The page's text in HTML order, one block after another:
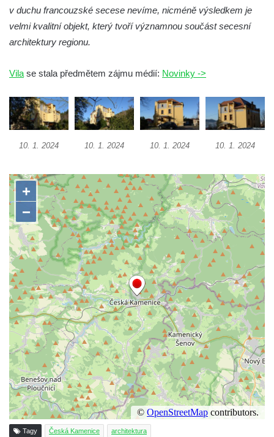
Boru
Dům čp. 109 v Kalinově ulici v Novém Boru
Dům čp. 46 v ulici T. G. Masaryka v Novém
Boru
Dům čp. 106 v Kalinově ulici v Novém Boru
Kittelův dům čp. 101 v Novém Boru
Hornický dům Sokolov
Dům kultury Ostrov
Venkovské usedlosti Nový Drahov
Fuchsova vila v Kraslicích
Katova ulička v Kadani
Kittelův dům v Krásné u Pěnčína
Fara u kostela svatého Josefa v Krásné u
Pěnčína
Altán v parku u školy v Teplicích nad Metují
Krakonošovy schody v Teplicích nad Metují
Kubečkova fara čp. 54 v Machovské Lhotě
Vila Landhaus čp. 1230/6 v ulici Pod
Doubravkou v Teplicích
v duchu francouzské secese nevíme, nicméně výsledkem je
velmi kvalitní objekt, který tvoří významnou součást secesní
architektury regionu.
Vila se stala předmětem zájmu médií: Novinky ->
10. 1. 2024 10. 1. 2024 10. 1. 2024 10. 1. 2024
Tagy Česká Kamenice architektura